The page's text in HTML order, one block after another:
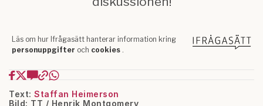
Text: Staffan Heimerson
Bild: TT / Henrik Montgomery